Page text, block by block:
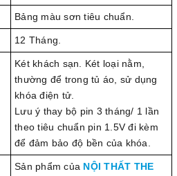
Bảng màu sơn tiêu chuẩn.
12 Tháng.
Két khách sạn. Két loại nằm,
thường để trong tủ áo, sử dụng
khóa điện tử.
Lưu ý thay bộ pin 3 tháng/ 1 lần
theo tiêu chuẩn pin 1.5V đi kèm
để đảm bảo độ bền của khóa.
Sản phẩm của NỘI THẤT THE